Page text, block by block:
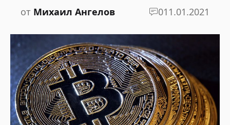
от Михаил Ангелов 011.01.2021